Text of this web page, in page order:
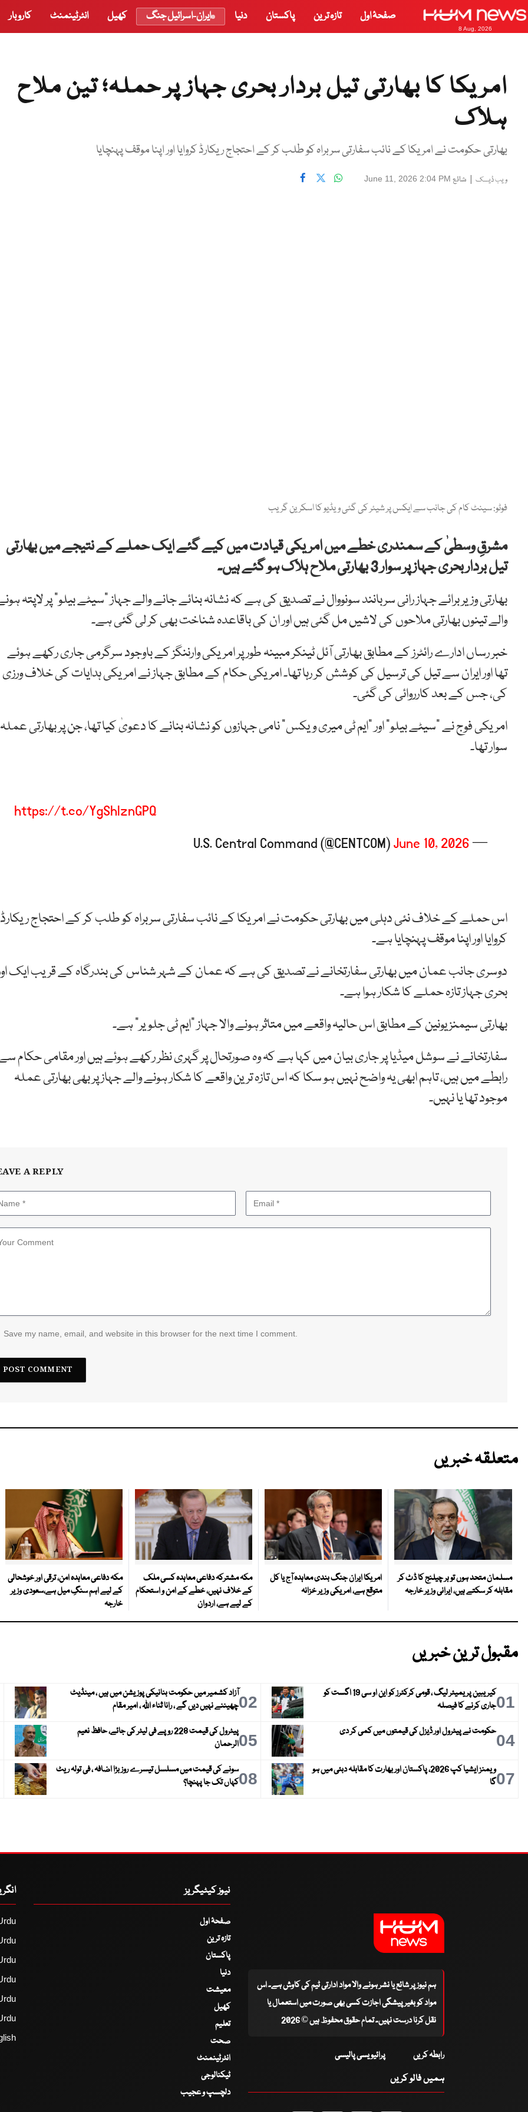
8 Aug, 2026
صفحۂ اول تازہ ترین پاکستان دنیا ایران-اسرائیل جنگ کھیل انٹرٹینمنٹ کاروبار
امریکا کا بھارتی تیل بردار بحری جہاز پر حملہ؛ تین ملاح
ہلاک
بھارتی حکومت نے امریکا کے نائب سفارتی سربراہ کو طلب کر کے احتجاج ریکارڈ کروایا اور اپنا موقف پہنچایا
ویب ڈیسک | شائع June 11, 2026 2:04 PM
فوٹو: سینٹ کام کی جانب سے ایکس پر شیئر کی گئی ویڈیو کا اسکرین گریب
مشرقِ وسطیٰ کے سمندری خطے میں امریکی قیادت میں کیے گئے ایک حملے کے نتیجے میں بھارتی
تیل بردار بحری جہاز پر سوار 3 بھارتی ملاح ہلاک ہو گئے ہیں۔
بھارتی وزیر برائے جہاز رانی سربانند سونووال نے تصدیق کی ہے کہ نشانہ بنائے جانے والے جہاز “سیٹے بیلو” پر لاپتہ
والے تینوں بھارتی ملاحوں کی لاشیں مل گئی ہیں اور ان کی باقاعدہ شناخت بھی کر لی گئی ہے۔
خبر رساں ادارے رائٹرز کے مطابق بھارتی آئل ٹینکر مبینہ طور پر امریکی وارننگز کے باوجود سرگرمی جاری رکھے ہوئے
تھا اور ایران سے تیل کی ترسیل کی کوشش کر رہا تھا۔ امریکی حکام کے مطابق جہاز نے امریکی ہدایات کی خلاف ورزی
کی، جس کے بعد کارروائی کی گئی۔
امریکی فوج نے “سیٹے بیلو” اور “ایم ٹی میری ویکس” نامی جہازوں کو نشانہ بنانے کا دعویٰ کیا تھا، جن پر بھارتی عملہ
سوار تھا۔
https://t.co/YgShlznGPQ
— U.S. Central Command (@CENTCOM)
June 10, 2026
اس حملے کے خلاف نئی دہلی میں بھارتی حکومت نے امریکا کے نائب سفارتی سربراہ کو طلب کر کے احتجاج ریکارڈ
کروایا اور اپنا موقف پہنچایا ہے۔
دوسری جانب عمان میں بھارتی سفارتخانے نے تصدیق کی ہے کہ عمان کے شہر شناس کی بندرگاہ کے قریب ایک
بحری جہاز تازہ حملے کا شکار ہوا ہے۔
بھارتی سیمنز یونین کے مطابق اس حالیہ واقعے میں متاثر ہونے والا جہاز “ایم ٹی جلویر” ہے۔
سفارتخانے نے سوشل میڈیا پر جاری بیان میں کہا ہے کہ وہ صورتحال پر گہری نظر رکھے ہوئے ہیں اور مقامی حکام
رابطے میں ہیں، تاہم ابھی یہ واضح نہیں ہو سکا کہ اس تازہ ترین واقعے کا شکار ہونے والے جہاز پر بھی بھارتی عملہ
موجود تھا یا نہیں۔
A REPLY
Save my name, email, and website in this browser for the next time I comment.
متعلقہ خبریں
مسلمان متحد ہوں تو ہر چیلنج کا ڈٹ کر
مقابلہ کر سکتے ہیں، ایرانی وزیر خارجہ
امریکا ایران جنگ بندی معاہدہ آج یا کل
متوقع ہے، امریکی وزیر خزانہ
مکہ مشترکہ دفاعی معاہدہ کسی ملک
کے خلاف نہیں، خطے کے امن و استحکام
کے لیے ہے، اردوان
مکہ دفاعی معاہدہ امن، ترقی اور خوشحالی
کے لیے اہم سنگِ میل ہے،سعودی وزیر
خارجہ
مقبول ترین خبریں
01
کیریبین پریمیئر لیگ ، قومی کرکٹرز کو این او سی 19 اگست کو
جاری کرنے کا فیصلہ
02آزاد کشمیر میں حکومت بنانیکی پوزیشن میں ہیں ، مینڈیٹ
چھیننے نہیں دیں گے ، رانا ثناء اللہ ، امیر مقام
04حکومت نے پیٹرول اور ڈیزل کی قیمتوں میں کمی کر دی 05
پیٹرول کی قیمت 228 روپے فی لیٹر کی جائے، حافظ نعیم
الرحمان
07
ویمنز ایشیا کپ 2026، پاکستان اور بھارت کا مقابلہ دبئی میں ہو
گا
08سونے کی قیمت میں مسلسل تیسرے روز بڑا اضافہ ، فی تولہ ریٹ
کہاں تک جا پہنچا؟
ہم نیوز پر شائع یا نشر ہونے والا مواد ادارتی ٹیم کی کاوش ہے۔ اس
مواد کو بغیر پیشگی اجازت کسی بھی صورت میں استعمال یا
نقل کرنا درست نہیں۔ تمام حقوق محفوظ ہیں © 2026
رابطہ کریں پرائیویسی پالیسی
ہمیں فالو کریں
نیوز کیٹیگریز
صفحۂ اول
تازہ ترین
پاکستان
دنیا
معیشت
کھیل
تعلیم
صحت
انٹرٹینمنٹ
ٹیکنالوجی
دلچسپ و عجیب